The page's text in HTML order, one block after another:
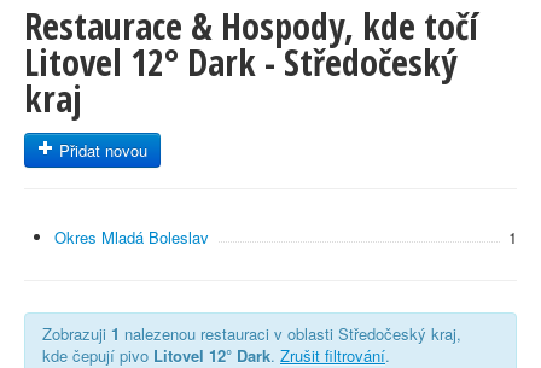
Restaurace & Hospody, kde točí
Litovel 12° Dark - Středočeský
kraj
Přidat novou
Okres Mladá Boleslav 1
Zobrazuji 1 nalezenou restauraci v oblasti Středočeský kraj,
kde čepují pivo Litovel 12° Dark. Zrušit filtrování.